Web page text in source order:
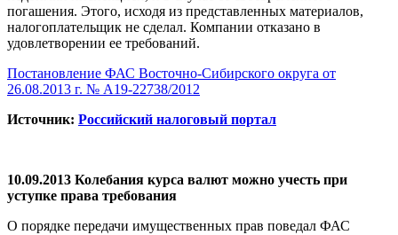
погашения. Этого, исходя из представленных материалов,
налогоплательщик не сделал. Компании отказано в
удовлетворении ее требований.
Постановление ФАС Восточно-Сибирского округа от
26.08.2013 г. № А19-22738/2012
Источник: Российский налоговый портал
10.09.2013 Колебания курса валют можно учесть при
уступке права требования
О порядке передачи имущественных прав поведал ФАС